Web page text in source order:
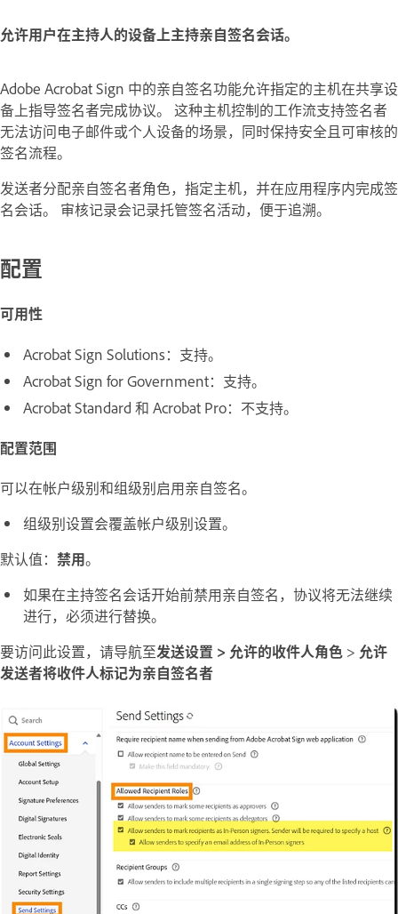
允许用户在主持人的设备上主持亲自签名会话。
Adobe Acrobat Sign 中的亲自签名功能允许指定的主机在共享设
备上指导签名者完成协议。 这种主机控制的工作流支持签名者
无法访问电子邮件或个人设备的场景，同时保持安全且可审核的
签名流程。
发送者分配亲自签名者角色，指定主机，并在应用程序内完成签
名会话。 审核记录会记录托管签名活动，便于追溯。
配置
可用性
Acrobat Sign Solutions：支持。
Acrobat Sign for Government：支持。
Acrobat Standard 和 Acrobat Pro：不支持。
配置范围
可以在帐户级别和组级别启用亲自签名。
组级别设置会覆盖帐户级别设置。
默认值： 禁用。
如果在主持签名会话开始前禁用亲自签名，协议将无法继续
进行，必须进行替换。
要访问此设置，请导航至发送设置 > 允许的收件人角色 > 允许
发送者将收件人标记为亲自签名者